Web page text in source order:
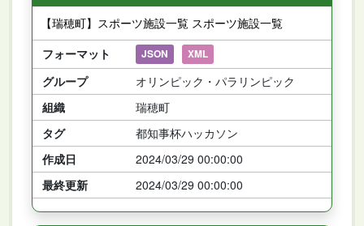
【瑞穂町】スポーツ施設一覧 スポーツ施設一覧
フォーマット
JSON XML
グループ
オリンピック・パラリンピック
組織
瑞穂町
タグ
都知事杯ハッカソン
作成日
2024/03/29 00:00:00
最終更新
2024/03/29 00:00:00